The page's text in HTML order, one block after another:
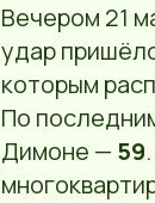
Вечером 21
удар
которым
По
Димоне — 59